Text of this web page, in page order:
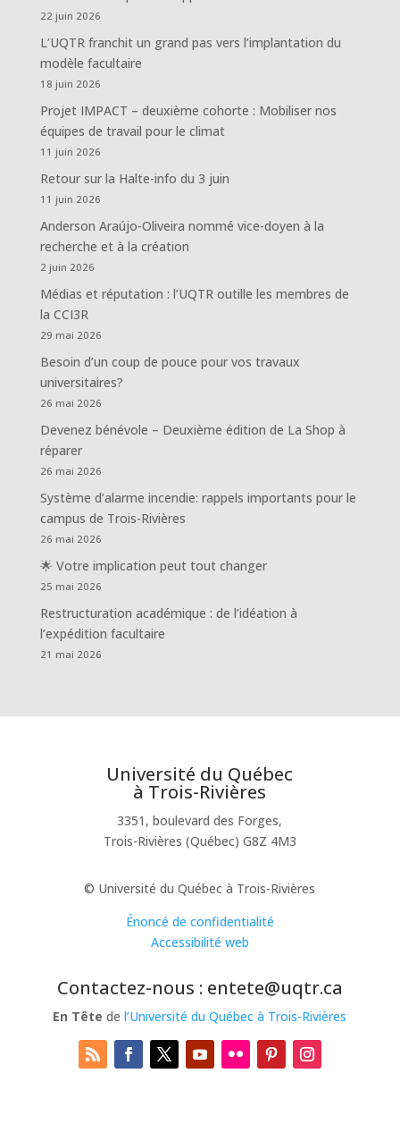
22 juin 2026
L’UQTR franchit un grand pas vers l’implantation du
modèle facultaire
18 juin 2026
Projet IMPACT – deuxième cohorte : Mobiliser nos
équipes de travail pour le climat
11 juin 2026
Retour sur la Halte-info du 3 juin
11 juin 2026
Anderson Araújo-Oliveira nommé vice-doyen à la
recherche et à la création
2 juin 2026
Médias et réputation : l’UQTR outille les membres de
la CCI3R
29 mai 2026
Besoin d’un coup de pouce pour vos travaux
universitaires?
26 mai 2026
Devenez bénévole – Deuxième édition de La Shop à
réparer
26 mai 2026
Système d’alarme incendie: rappels importants pour le
campus de Trois-Rivières
26 mai 2026
🌟 Votre implication peut tout changer
25 mai 2026
Restructuration académique : de l’idéation à
l’expédition facultaire
21 mai 2026
Université du Québec
à Trois-Rivières
3351, boulevard des Forges,
Trois-Rivières (Québec) G8Z 4M3
© Université du Québec à Trois-Rivières
Énoncé de confidentialité
Accessibilité web
Contactez-nous : entete@uqtr.ca
En Tête del’Université du Québec à Trois-Rivières